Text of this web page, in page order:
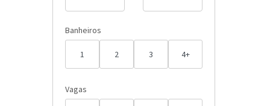
Banheiros
1 2 3 4+
Vagas